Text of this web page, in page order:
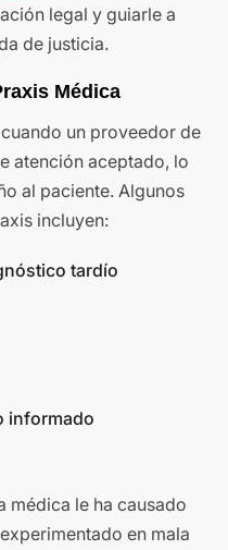
legal y guiarle a
de justicia.
Médica
un proveedor de
atención aceptado, lo
al paciente. Algunos
incluyen:
tardío
informado
médica le ha causado
en mala